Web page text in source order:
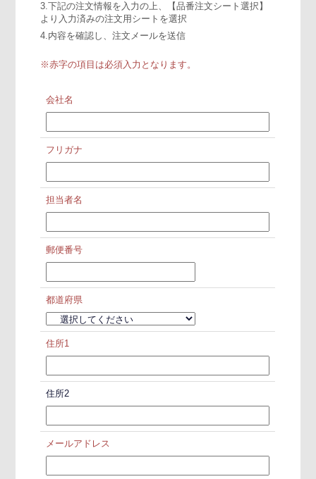
3.下記の注文情報を入力の上、【品番注文シート選択】
より入力済みの注文用シートを選択
4.内容を確認し、注文メールを送信
※赤字の項目は必須入力となります。
会社名
フリガナ
担当者名
郵便番号
都道府県
住所1
住所2
メールアドレス